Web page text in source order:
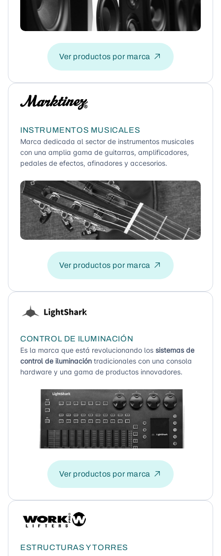
Ver productos por marca
INSTRUMENTOS MUSICALES
Marca dedicada al sector de instrumentos musicales
con una amplia gama de guitarras, amplificadores,
pedales de efectos, afinadores y accesorios.
Ver productos por marca
CONTROL DE ILUMINACIÓN
Es la marca que está revolucionando los sistemas de
control de iluminación tradicionales con una consola
hardware y una gama de productos innovadores.
Ver productos por marca
ESTRUCTURAS Y TORRES